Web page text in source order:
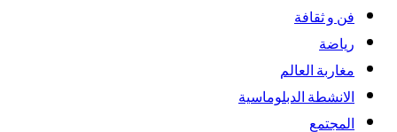
فن و ثقافة
رياضة
مغاربة العالم
الانشطة الدبلوماسية
المجتمع